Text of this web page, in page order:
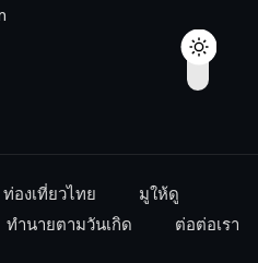
ท่องเที่ยวไทย
มูให้ดู
ทำนายตามวันเกิด ต่อต่อเรา